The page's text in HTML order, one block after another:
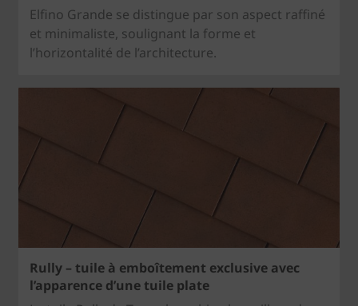
Elfino Grande se distingue par son aspect raffiné
et minimaliste, soulignant la forme et
l’horizontalité de l’architecture.
Rully – tuile à emboîtement exclusive avec
l’apparence d’une tuile plate